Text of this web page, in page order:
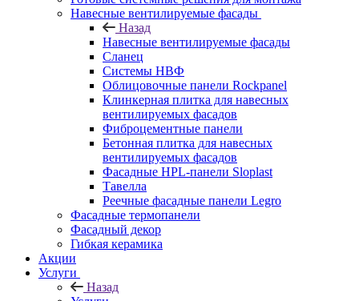
Навесные вентилируемые фасады
Назад
Навесные вентилируемые фасады
Сланец
Системы НВФ
Облицовочные панели Rockpanel
Клинкерная плитка для навесных
вентилируемых фасадов
Фиброцементные панели
Бетонная плитка для навесных
вентилируемых фасадов
Фасадные HPL-панели Sloplast
Тавелла
Реечные фасадные панели Legro
Фасадные термопанели
Фасадный декор
Гибкая керамика
Акции
Услуги
Назад